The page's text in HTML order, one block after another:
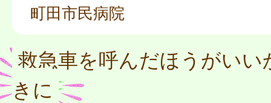
町田市民病院
救急車を呼んだほうがいい
きに